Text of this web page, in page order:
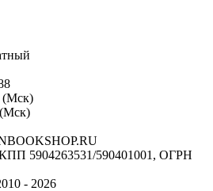
(Мск)
5904263531/590401001, ОГРН
- 2026